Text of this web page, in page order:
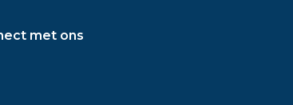
met ons